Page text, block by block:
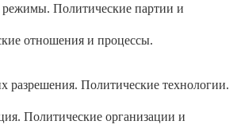
режимы. Политические партии и
отношения и процессы.
разрешения. Политические технологии.
Политические организации и